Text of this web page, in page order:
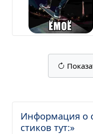
Информация о
стиков тут:»